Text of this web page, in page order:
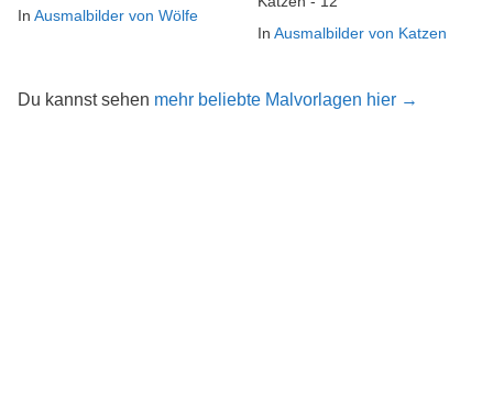
In Ausmalbilder von Wölfe
In Ausmalbilder von Katzen
Du kannst sehen mehr beliebte Malvorlagen hier →